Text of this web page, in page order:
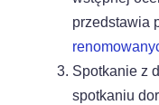
przedstawia
Spotkanie z
spotkaniu
Poniżej możesz
ciasteczkach i po co
Nie na wszystkie
Oświadczenie o